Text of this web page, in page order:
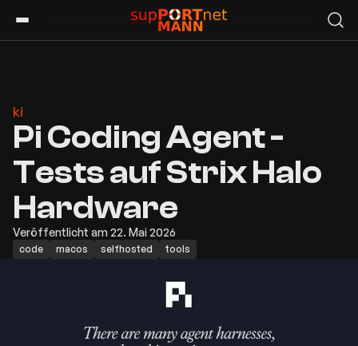
ki
Pi Coding Agent -
Tests auf Strix Halo
Hardware
Veröffentlicht am 22. Mai 2026
code macos selfhosted tools